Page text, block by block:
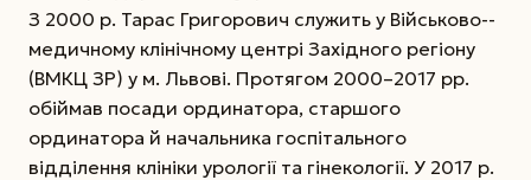
З 2000 р. Тарас Григорович служить у Військово-­
медичному клінічному центрі Західного регіону
(ВМКЦ ЗР) у м. Львові. Протягом 2000–2017 рр.
обіймав посади ординатора, старшого
ординатора й начальника госпітального
відділення клініки урології та гінекології. У 2017 р.